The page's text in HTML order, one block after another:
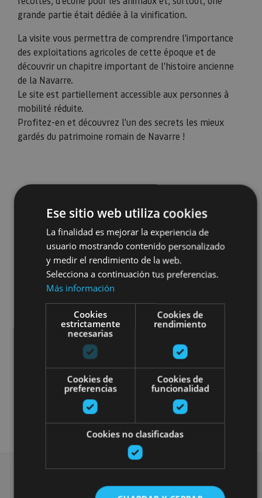
grande partie était dédiée à la vinification.
La visite vous permettra de comprendre l'importance
des exploitations agricoles de cette époque et de
découvrir un chapitre important de l'histoire ancienne
de la Navarre.
Le site est partiellement accessible aux personnes à
mobilité réduite.
Profitez-en et découvrez l'un des secrets les mieux
gardés du patrimoine romain de Navarre !
Museos y centros expositivos
Ese sitio web utiliza cookies
La finalidad es mejorar la experiencia de
usuario mostrando contenido personalizado
y medir el rendimiento de la web.
Selecciona a continuación tus preferencias.
Más información
Cookies
estrictamente
necesarias
Cookies de
rendimiento
Cookies de
preferencias
Cookies de
funcionalidad
Cookies no clasificadas